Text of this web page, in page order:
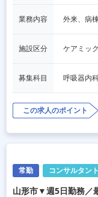
業務内容 外来、病
施設区分 ケアミッ
募集科目
この求人のポイント
常勤 コンサルタン
山形市▼週5日勤務／